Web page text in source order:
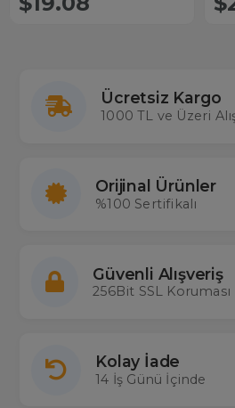
Ücretsiz Kargo
1000 TL ve Üzeri
Orijinal Ürünler
%100 Sertifikalı
Güvenli Alışveriş
256Bit SSL Koruması
Kolay İade
14 İş Günü İçinde